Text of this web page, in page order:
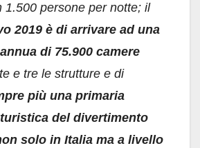
1.500 persone per notte; il
2019 è di arrivare ad una
di 75.900 camere
e tre le strutture e di
più una primaria
del divertimento
solo in Italia ma a livello